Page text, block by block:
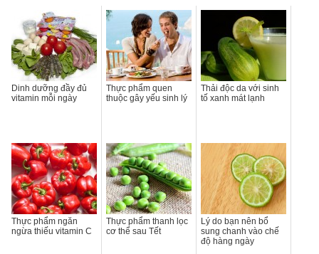
Dinh dưỡng đầy đủ
vitamin mỗi ngày
Thực phẩm quen
thuộc gây yếu sinh lý
Thải độc da với sinh
tố xanh mát lạnh
Thực phẩm ngăn
ngừa thiếu vitamin C
Thực phẩm thanh lọc
cơ thể sau Tết
Lý do bạn nên bổ
sung chanh vào chế
độ hàng ngày